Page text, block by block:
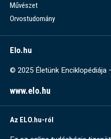
Művészet
Orvostudomány
Elo.hu
© 2025 Életünk Enciklopédiája
www.elo.hu
Az ELO.hu-ról